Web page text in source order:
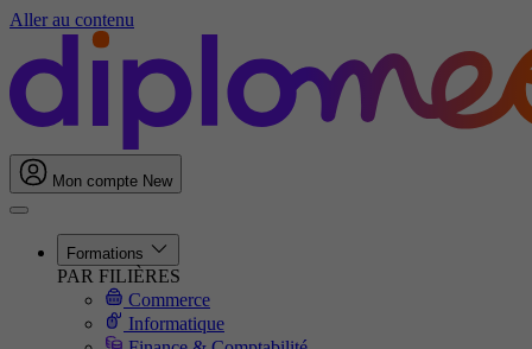
Aller au contenu
Mon compte New
Formations
PAR FILIÈRES
Commerce
Informatique